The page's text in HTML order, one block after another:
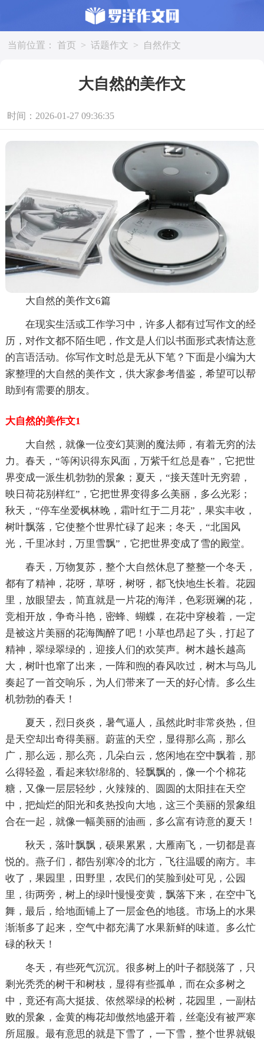
当前位置： 首页 > 话题作文 > 自然作文
大自然的美作文
时间：2026-01-27 09:36:35
大自然的美作文6篇
在现实生活或工作学习中，许多人都有过写作文的经
历，对作文都不陌生吧，作文是人们以书面形式表情达意
的言语活动。你写作文时总是无从下笔？下面是小编为大
家整理的大自然的美作文，供大家参考借鉴，希望可以帮
助到有需要的朋友。
大自然的美作文1
大自然，就像一位变幻莫测的魔法师，有着无穷的法
力。春天，“等闲识得东风面，万紫千红总是春”，它把世
界变成一派生机勃勃的景象；夏天，“接天莲叶无穷碧，
映日荷花别样红”，它把世界变得多么美丽，多么光彩；
秋天，“停车坐爱枫林晚，霜叶红于二月花”，果实丰收，
树叶飘落，它使整个世界忙碌了起来；冬天，“北国风
光，千里冰封，万里雪飘”，它把世界变成了雪的殿堂。
春天，万物复苏，整个大自然休息了整整一个冬天，
都有了精神，花呀，草呀，树呀，都飞快地生长着。花园
里，放眼望去，简直就是一片花的海洋，色彩斑斓的花，
竞相开放，争奇斗艳，密蜂、蝴蝶，在花中穿梭着，一定
是被这片美丽的花海陶醉了吧！小草也昂起了头，打起了
精神，翠绿翠绿的，迎接人们的欢笑声。树木越长越高
大，树叶也窜了出来，一阵和煦的春风吹过，树木与鸟儿
奏起了一首交响乐，为人们带来了一天的好心情。多么生
机勃勃的春天！
夏天，烈日炎炎，暑气逼人，虽然此时非常炎热，但
是天空却出奇得美丽。蔚蓝的天空，显得那么高，那么
广，那么远，那么亮，几朵白云，悠闲地在空中飘着，那
么得轻盈，看起来软绵绵的、轻飘飘的，像一个个棉花
糖，又像一层层轻纱，火辣辣的、圆圆的太阳挂在天空
中，把灿烂的阳光和炙热投向大地，这三个美丽的景象组
合在一起，就像一幅美丽的油画，多么富有诗意的夏天！
秋天，落叶飘飘，硕果累累，大雁南飞，一切都是喜
悦的。燕子们，都告别寒冷的北方，飞往温暖的南方。丰
收了，果园里，田野里，农民们的笑脸到处可见，公园
里，街两旁，树上的绿叶慢慢变黄，飘落下来，在空中飞
舞，最后，给地面铺上了一层金色的地毯。市场上的水果
渐渐多了起来，空气中都充满了水果新鲜的味道。多么忙
碌的秋天！
冬天，有些死气沉沉。很多树上的叶子都脱落了，只
剩光秃秃的树干和树枝，显得有些孤单，而在众多树之
中，竟还有高大挺拔、依然翠绿的松树，花园里，一副枯
败的景象，金黄的梅花却傲然地盛开着，丝毫没有被严寒
所屈服。最有意思的就是下雪了，一下雪，整个世界就银